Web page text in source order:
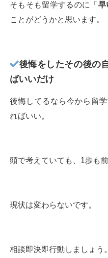
そもそも留学するのに「 早
ことがどうかと思います。
後悔をしたその後の
ばいいだけ
後悔してるなら今から留
ればいい。
頭で考えていても、1歩も
現状は変わらないです。
相談即決即行動しましょう。